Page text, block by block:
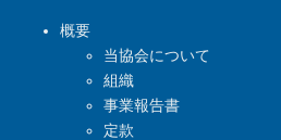
概要
当協会について
組織
事業報告書
定款